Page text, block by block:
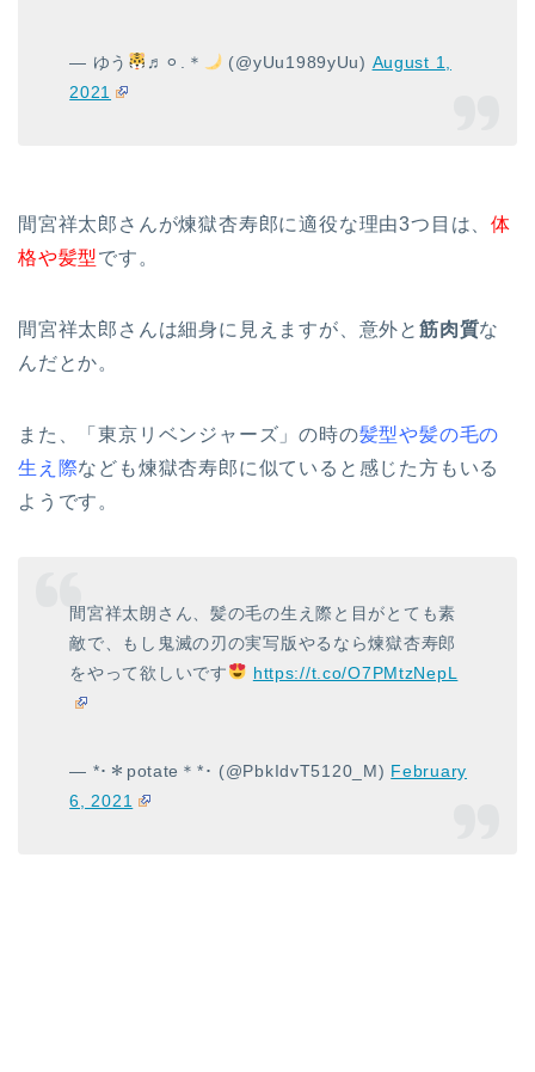
— ゆう ♬⚪︎.＊ (@yUu1989yUu) August 1,
2021
間宮祥太郎さんが煉獄杏寿郎に適役な理由3つ目は、体
格や髪型です。
間宮祥太郎さんは細身に見えますが、意外と 筋肉質な
んだとか。
また、「東京リベンジャーズ」の時の髪型や髪の毛の
生え際なども煉獄杏寿郎に似ていると感じた方もいる
ようです。
間宮祥太朗さん、髪の毛の生え際と目がとても素
敵で、もし鬼滅の刃の実写版やるなら煉獄杏寿郎
をやって欲しいです
https://t.co/O7PMtzNepL
— *･＊potate＊*･ (@PbkIdvT5120_M) February
6, 2021